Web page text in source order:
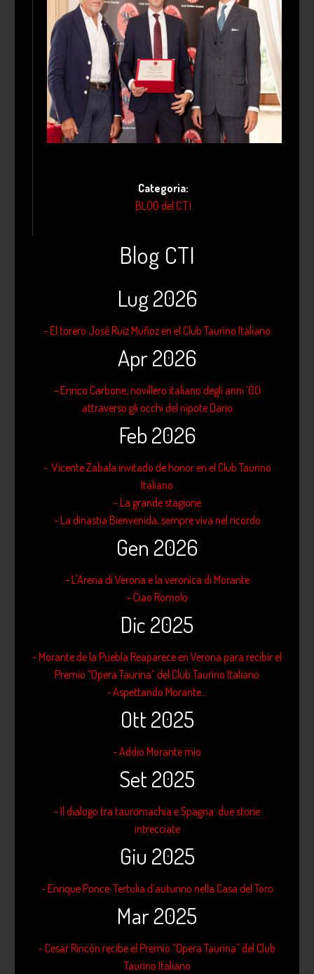
Categoria:
BLOG del C.T.I.
Blog CTI
Lug 2026
- El torero José Ruiz Muñoz en el Club Taurino Italiano
Apr 2026
- Enrico Carbone, novillero italiano degli anni ’60
attraverso gli occhi del nipote Dario
Feb 2026
- Vicente Zabala invitado de honor en el Club Taurino
Italiano
- La grande stagione
- La dinastia Bienvenida, sempre viva nel ricordo
Gen 2026
- L'Arena di Verona e la veronica di Morante
- Ciao Romolo
Dic 2025
- Morante de la Puebla Reaparece en Verona para recibir el
Premio “Opera Taurina” del Club Taurino Italiano
- Aspettando Morante...
Ott 2025
- Addio Morante mio
Set 2025
- Il dialogo tra tauromachia e Spagna: due storie
intrecciate
Giu 2025
- Enrique Ponce: Tertulia d’autunno nella Casa del Toro
Mar 2025
- Cesar Rincón recibe el Premio “Opera Taurina” del Club
Taurino Italiano